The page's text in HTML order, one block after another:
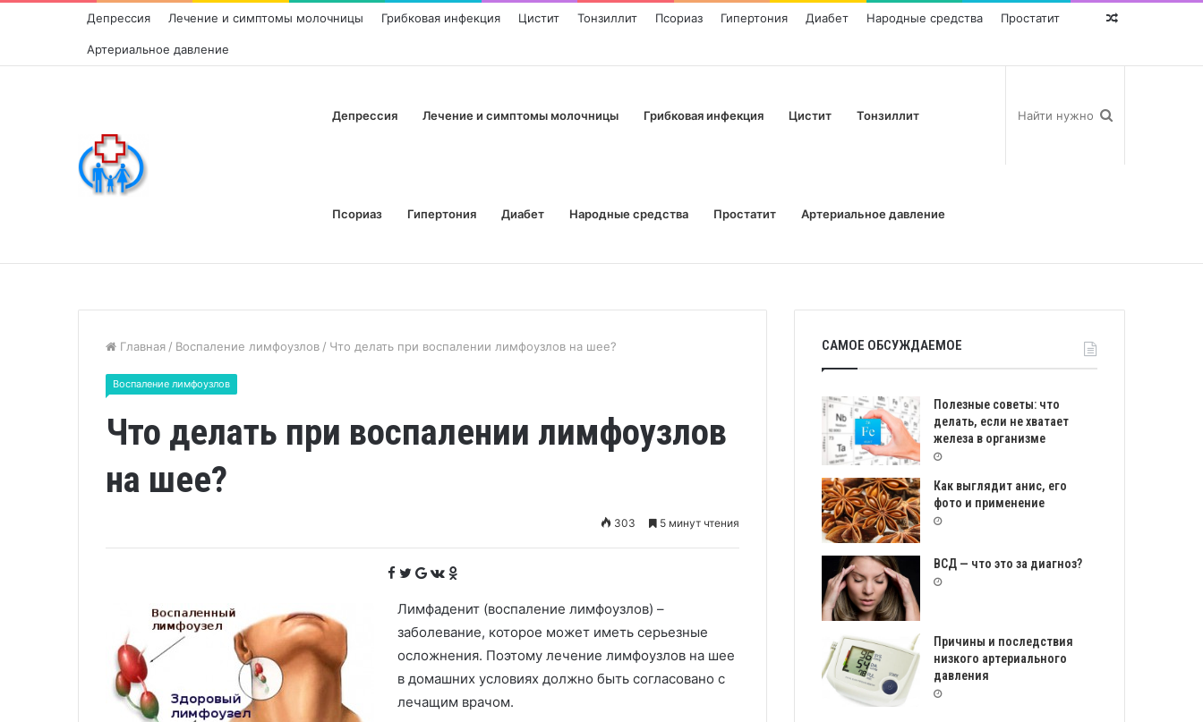
Депрессия Лечение и симптомы молочницы Грибковая инфекция Цистит Тонзиллит Псориаз Гипертония Диабет Народные средства Простатит
Артериальное давление
Random
Депрессия Лечение и симптомы молочницы Грибковая инфекция Цистит Тонзиллит
Псориаз Гипертония Диабет Народные средства Простатит Артериальное давление
Главная / Воспаление лимфоузлов / Что делать при воспалении лимфоузлов на шее?
Воспаление лимфоузлов
Что делать при воспалении лимфоузлов
на шее?
303 5 минут чтения
F
a
b
o
k
T
w
t
e
r
G
o
l
e
V
K
t
a
t
e
k
l
s
n
i
i
Лимфаденит (воспаление лимфоузлов) –
заболевание, которое может иметь серьезные
осложнения. Поэтому лечение лимфоузлов на шее
в домашних условиях должно быть согласовано с
лечащим врачом.
САМОЕ ОБСУЖДАЕМОЕ
Полезные советы: что
делать, если не хватает
железа в организме
Как выглядит анис, его
фото и применение
ВСД — что это за диагноз?
Причины и последствия
низкого артериального
давления